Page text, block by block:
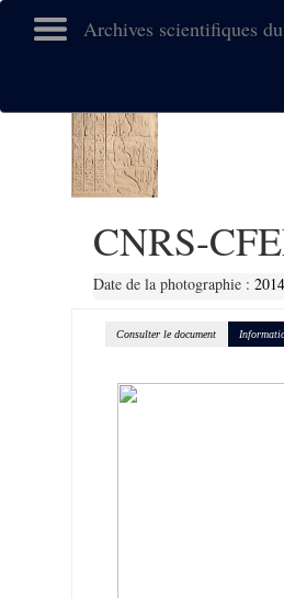
Archives scientifiques
CNRS-
Date de la photographie : 2014
Consulter le document